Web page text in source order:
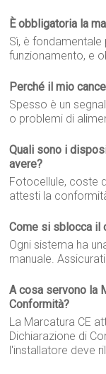
È obbligatoria la
Sì, è
funzionamento, e
Perché il mio
Spesso è un
o problemi di
Quali sono i
avere?
Fotocellule, coste
attesti la
Come si sblocca il
Ogni sistema ha
manuale.
A cosa servono la
Conformità?
La Marcatura CE
Dichiarazione di
l'installatore deve